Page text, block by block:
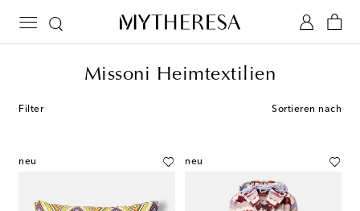
Missoni Heimtextilien
Filter Sortieren nach
neu neu